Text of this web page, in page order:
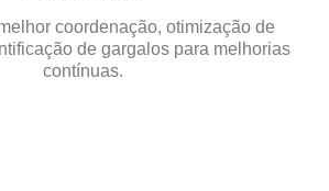
coordenação, otimização de
de gargalos para melhorias
contínuas.